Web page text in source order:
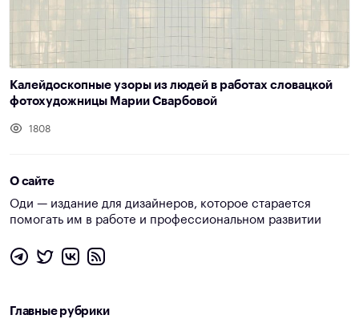
Калейдоскопные узоры из людей в работах словацкой
фотохудожницы Марии Сварбовой
1808
О сайте
Оди — издание для дизайнеров, которое старается
помогать им в работе и профессиональном развитии
Главные рубрики